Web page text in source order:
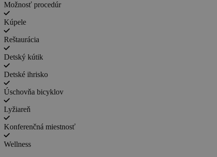
Možnosť procedúr
Kúpele
Reštaurácia
Detský kútik
Detské ihrisko
Úschovňa bicyklov
Lyžiareň
Konferenčná miestnosť
Wellness